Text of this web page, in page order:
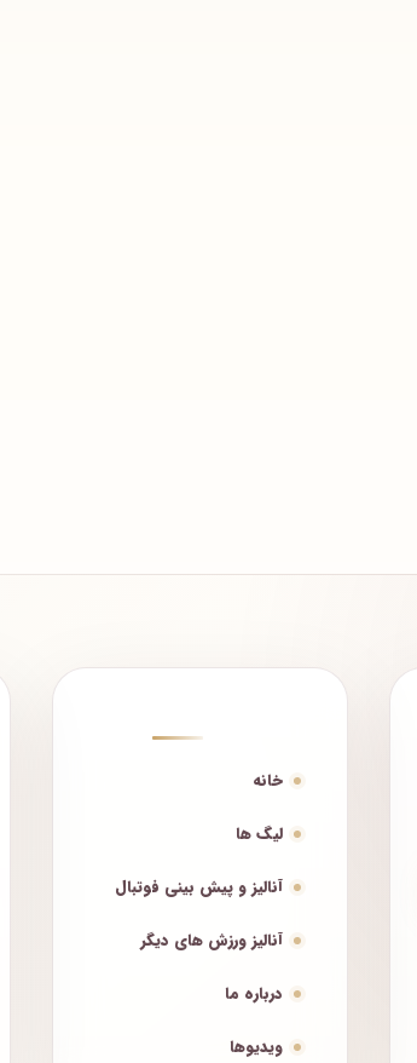
خانه
لیگ ها
آنالیز و پیش بینی فوتبال
آنالیز ورزش های دیگر
درباره ما
ویدیوها